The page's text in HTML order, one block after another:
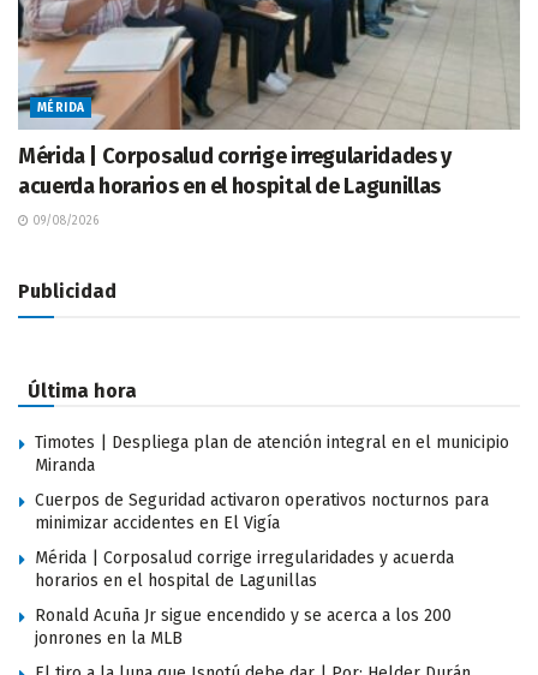
MÉRIDA
Mérida | Corposalud corrige irregularidades y
acuerda horarios en el hospital de Lagunillas
09/08/2026
Publicidad
Última hora
Timotes | Despliega plan de atención integral en el municipio
Miranda
Cuerpos de Seguridad activaron operativos nocturnos para
minimizar accidentes en El Vigía
Mérida | Corposalud corrige irregularidades y acuerda
horarios en el hospital de Lagunillas
Ronald Acuña Jr sigue encendido y se acerca a los 200
jonrones en la MLB